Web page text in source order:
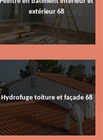
extérieur 68
Hydrofuge toiture et façade 68